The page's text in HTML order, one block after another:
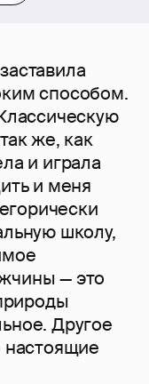
способом.
же, как
и играла
и меня
школу,
— это
Другое
настоящие